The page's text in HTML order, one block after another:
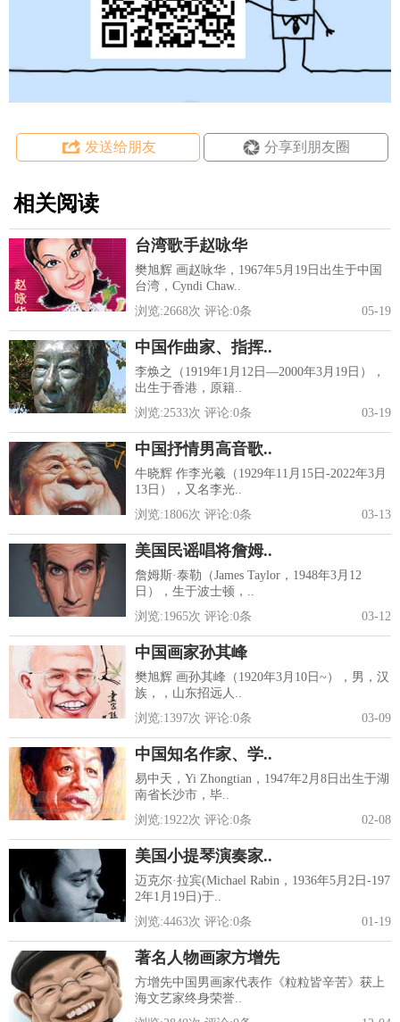
发送给朋友 分享到朋友圈
相关阅读
台湾歌手赵咏华
樊旭辉 画赵咏华，1967年5月19日出生于中国
台湾，Cyndi Chaw..
浏览:2668次 评论:0条 05-19
中国作曲家、指挥..
李焕之（1919年1月12日—2000年3月19日），
出生于香港，原籍..
浏览:2533次 评论:0条 03-19
中国抒情男高音歌..
牛晓辉 作李光羲（1929年11月15日-2022年3月
13日），又名李光..
浏览:1806次 评论:0条 03-13
美国民谣唱将詹姆..
詹姆斯·泰勒（James Taylor，1948年3月12
日），生于波士顿，..
浏览:1965次 评论:0条 03-12
中国画家孙其峰
樊旭辉 画孙其峰（1920年3月10日~），男，汉
族，，山东招远人..
浏览:1397次 评论:0条 03-09
中国知名作家、学..
易中天，Yi Zhongtian，1947年2月8日出生于湖
南省长沙市，毕..
浏览:1922次 评论:0条 02-08
美国小提琴演奏家..
迈克尔·拉宾(Michael Rabin，1936年5月2日-197
2年1月19日)于..
浏览:4463次 评论:0条 01-19
著名人物画家方增先
方增先中国男画家代表作《粒粒皆辛苦》获上
海文艺家终身荣誉..